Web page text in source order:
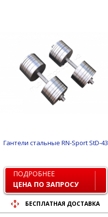
Гантели стальные RN-Sport StD-43
ПОДРОБНЕЕ
ЦЕНА ПО ЗАПРОСУ
БЕСПЛАТНАЯ ДОСТАВКА